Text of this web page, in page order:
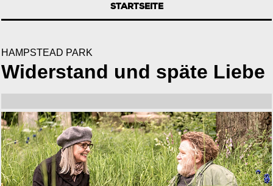
STARTSEITE
HAMPSTEAD PARK
Widerstand und späte Liebe